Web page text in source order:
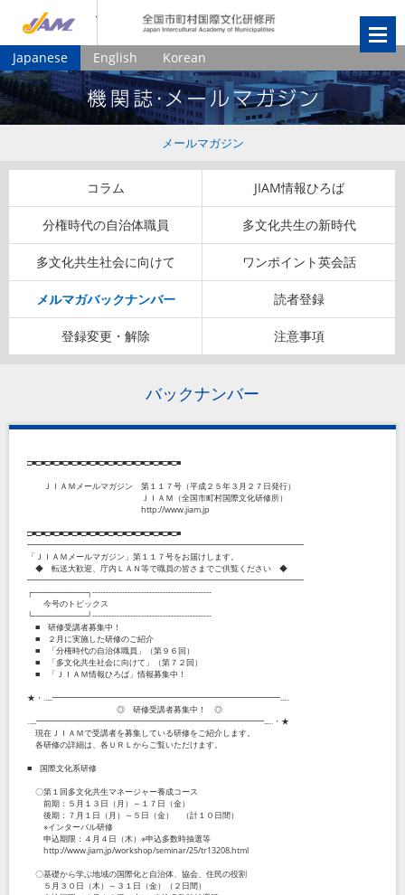
Japanese English Korean
メールマガジン
コラム JIAM情報ひろば
分権時代の自治体職員 多文化共生の新時代
多文化共生社会に向けて ワンポイント英会話
メルマガバックナンバー 読者登録
登録変更・解除 注意事項
バックナンバー
□■□■□■□■□■□■□■□■□■□■□■□■□■□■□■□■□■
ＪＩＡＭメールマガジン 第１１７号（平成２５年３月２７日発行）
ＪＩＡＭ（全国市町村国際文化研修所）
http://www.jiam.jp
□■□■□■□■□■□■□■□■□■□■□■□■□■□■□■□■□■
━━━━━━━━━━━━━━━━━━━━━━━━━━━━━━━━━━
「ＪＩＡＭメールマガジン」第１１７号をお届けします。
◆ 転送大歓迎、庁内ＬＡＮ等で職員の皆さまでご供覧ください ◆
━━━━━━━━━━━━━━━━━━━━━━━━━━━━━━━━━━
┌──────────┐--------------------------------------------
今号のトピックス
└──────────┘--------------------------------------------
■ 研修受講者募集中！
■ ２月に実施した研修のご紹介
■ 「分権時代の自治体職員」（第９６回）
■ 「多文化共生社会に向けて」（第７２回）
■ 「ＪＩＡＭ情報ひろば」情報募集中！
★・‥...━━━━━━━━━━━━━━━━━━━━━━━━━━━━...‥
◎ 研修受講者募集中！ ◎
‥...━━━━━━━━━━━━━━━━━━━━━━━━━━━━...‥・★
現在ＪＩＡＭで受講者を募集している研修をご紹介します。
各研修の詳細は、各ＵＲＬからご覧いただけます。
■ 国際文化系研修
〇第１回多文化共生マネージャー養成コース
前期：５月１３日（月）～１７日（金）
後期：７月１日（月）～５日（金） （計１０日間）
※インターバル研修
申込期限：４月４日（木）※申込多数時抽選等
http://www.jiam.jp/workshop/seminar/25/tr13208.html
〇基礎から学ぶ地域の国際化と自治体、協会、住民の役割
５月３０日（木）～３１日（金）（２日間）